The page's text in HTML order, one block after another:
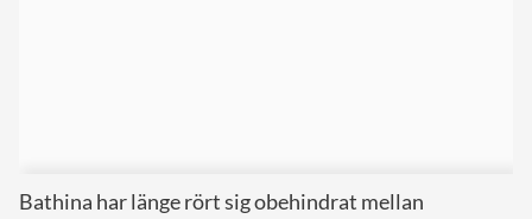
Bathina har länge rört sig obehindrat mellan